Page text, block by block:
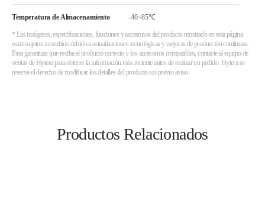
Temperatura de Almacenamiento -40~85℃
* Las imágenes, especificaciones, funciones y accesorios del producto mostrado en esta página
están sujetos a cambios debido a actualizaciones tecnológicas y mejoras de producción continuas.
Para garantizar que reciba el producto correcto y los accesorios compatibles, contacte al equipo de
ventas de Hytera para obtener la información más reciente antes de realizar un pedido. Hytera se
reserva el derecho de modificar los detalles del producto sin previo aviso.
Productos Relacionados